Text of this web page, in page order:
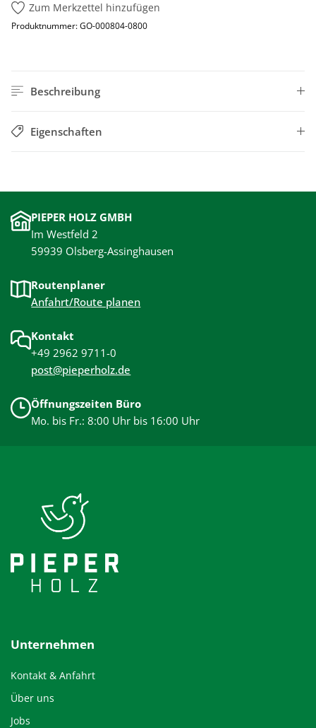
Zum Merkzettel hinzufügen
Produktnummer:GO-000804-0800
Beschreibung
Eigenschaften
PIEPER HOLZ GMBH
Im Westfeld 2
59939 Olsberg-Assinghausen
Routenplaner
Anfahrt/Route planen
Kontakt
+49 2962 9711-0
post@pieperholz.de
Öffnungszeiten Büro
Mo. bis Fr.: 8:00 Uhr bis 16:00 Uhr
Unternehmen
Kontakt & Anfahrt
Über uns
Jobs